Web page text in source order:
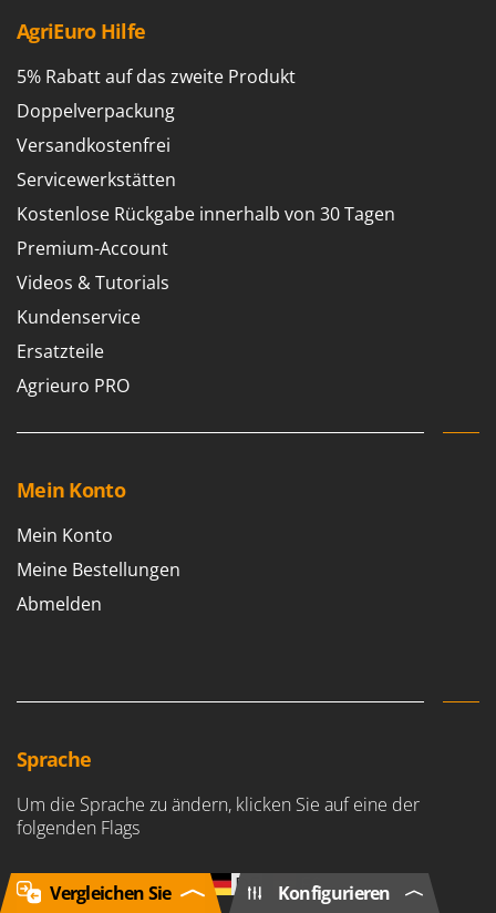
AgriEuro Hilfe
5% Rabatt auf das zweite Produkt
Doppelverpackung
Versandkostenfrei
Servicewerkstätten
Kostenlose Rückgabe innerhalb von 30 Tagen
Premium-Account
Videos & Tutorials
Kundenservice
Ersatzteile
Agrieuro PRO
Mein Konto
Mein Konto
Meine Bestellungen
Abmelden
Sprache
Um die Sprache zu ändern, klicken Sie auf eine der
folgenden Flags
IT UK FR DE ES
Konfigurieren
Vergleichen Sie